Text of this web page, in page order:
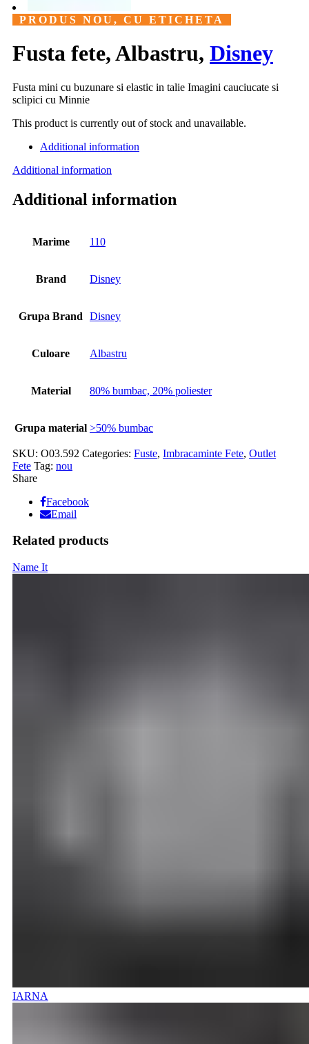
PRODUS NOU, CU ETICHETA
Fusta fete, Albastru, Disney
Fusta mini cu buzunare si elastic in talie Imagini cauciucate si
sclipici cu Minnie
This product is currently out of stock and unavailable.
Additional information
Additional information
Additional information
Marime 110
Brand Disney
Grupa Brand Disney
Culoare Albastru
Material 80% bumbac, 20% poliester
Grupa material >50% bumbac
SKU: O03.592 Categories: Fuste, Imbracaminte Fete, Outlet
Fete Tag: nou
Share
Facebook
Email
Related products
Name It
IARNA